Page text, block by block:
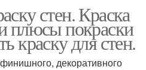
стен. Краска
плюсы покраски
краску для стен.
декоративного